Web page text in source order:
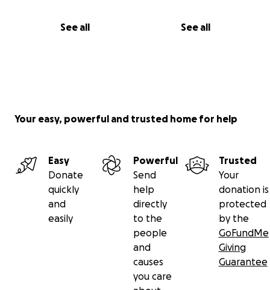
See all See all
Your easy, powerful and trusted home for help
Easy
Donate
quickly
and
easily
Powerful
Send
help
directly
to the
people
and
causes
you care
Trusted
Your
donation is
protected
by the
GoFundMe
Giving
Guarantee